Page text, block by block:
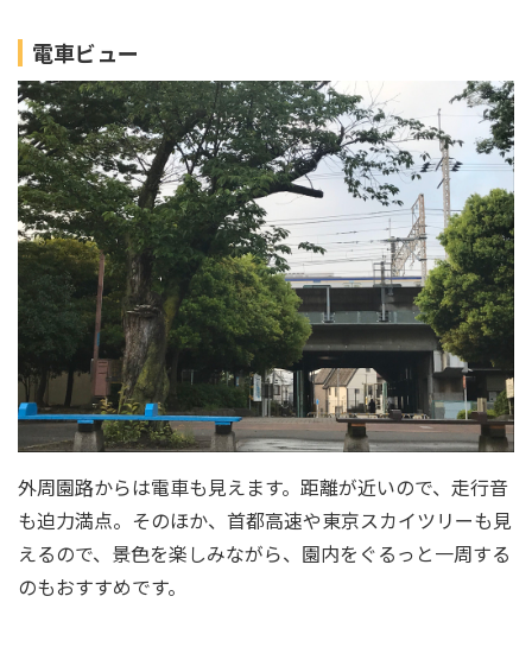
電車ビュー
外周園路からは電車も見えます。距離が近いので、走行音
も迫力満点。そのほか、首都高速や東京スカイツリーも見
えるので、景色を楽しみながら、園内をぐるっと一周する
のもおすすめです。